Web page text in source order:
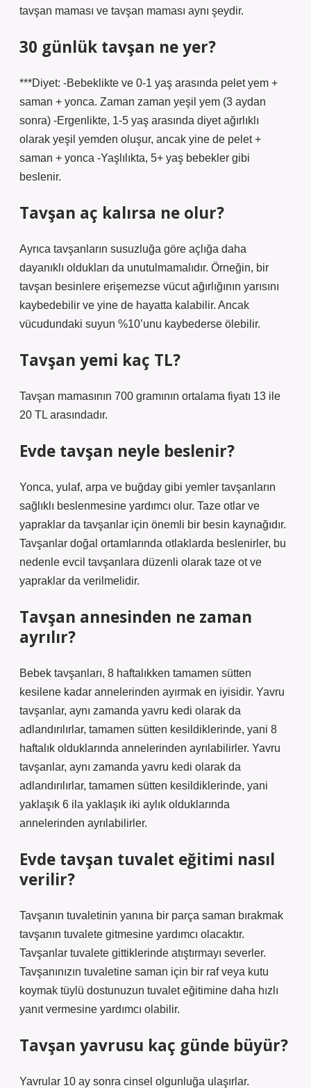
tavşan maması ve tavşan maması aynı şeydir.
30 günlük tavşan ne yer?
***Diyet: -Bebeklikte ve 0-1 yaş arasında pelet yem +
saman + yonca. Zaman zaman yeşil yem (3 aydan
sonra) -Ergenlikte, 1-5 yaş arasında diyet ağırlıklı
olarak yeşil yemden oluşur, ancak yine de pelet +
saman + yonca -Yaşlılıkta, 5+ yaş bebekler gibi
beslenir.
Tavşan aç kalırsa ne olur?
Ayrıca tavşanların susuzluğa göre açlığa daha
dayanıklı oldukları da unutulmamalıdır. Örneğin, bir
tavşan besinlere erişemezse vücut ağırlığının yarısını
kaybedebilir ve yine de hayatta kalabilir. Ancak
vücudundaki suyun %10’unu kaybederse ölebilir.
Tavşan yemi kaç TL?
Tavşan mamasının 700 gramının ortalama fiyatı 13 ile
20 TL arasındadır.
Evde tavşan neyle beslenir?
Yonca, yulaf, arpa ve buğday gibi yemler tavşanların
sağlıklı beslenmesine yardımcı olur. Taze otlar ve
yapraklar da tavşanlar için önemli bir besin kaynağıdır.
Tavşanlar doğal ortamlarında otlaklarda beslenirler, bu
nedenle evcil tavşanlara düzenli olarak taze ot ve
yapraklar da verilmelidir.
Tavşan annesinden ne zaman
ayrılır?
Bebek tavşanları, 8 haftalıkken tamamen sütten
kesilene kadar annelerinden ayırmak en iyisidir. Yavru
tavşanlar, aynı zamanda yavru kedi olarak da
adlandırılırlar, tamamen sütten kesildiklerinde, yani 8
haftalık olduklarında annelerinden ayrılabilirler. Yavru
tavşanlar, aynı zamanda yavru kedi olarak da
adlandırılırlar, tamamen sütten kesildiklerinde, yani
yaklaşık 6 ila yaklaşık iki aylık olduklarında
annelerinden ayrılabilirler.
Evde tavşan tuvalet eğitimi nasıl
verilir?
Tavşanın tuvaletinin yanına bir parça saman bırakmak
tavşanın tuvalete gitmesine yardımcı olacaktır.
Tavşanlar tuvalete gittiklerinde atıştırmayı severler.
Tavşanınızın tuvaletine saman için bir raf veya kutu
koymak tüylü dostunuzun tuvalet eğitimine daha hızlı
yanıt vermesine yardımcı olabilir.
Tavşan yavrusu kaç günde büyür?
Yavrular 10 ay sonra cinsel olgunluğa ulaşırlar.